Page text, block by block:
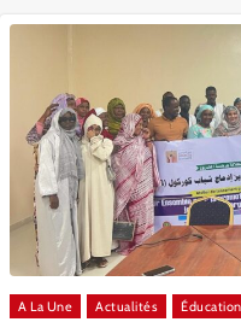
A La Une Actualités Éducation